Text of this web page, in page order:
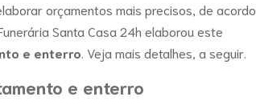
orçamentos mais precisos, de acordo
Santa Casa 24h elaborou este
e enterro. Veja mais detalhes, a seguir.
e enterro